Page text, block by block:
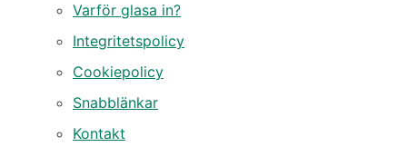
Varför glasa in?
Integritetspolicy
Cookiepolicy
Snabblänkar
Kontakt